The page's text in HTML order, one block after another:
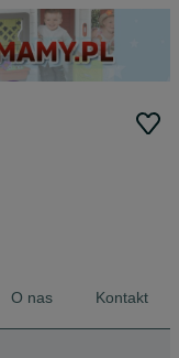
O nas Kontakt